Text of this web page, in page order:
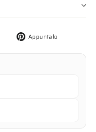
Twitta
X
Appuntalo
pin